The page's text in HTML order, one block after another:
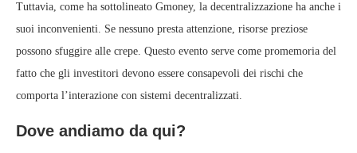
Tuttavia, come ha sottolineato Gmoney, la decentralizzazione ha anche i
suoi inconvenienti. Se nessuno presta attenzione, risorse preziose
possono sfuggire alle crepe. Questo evento serve come promemoria del
fatto che gli investitori devono essere consapevoli dei rischi che
comporta l’interazione con sistemi decentralizzati.
Dove andiamo da qui?